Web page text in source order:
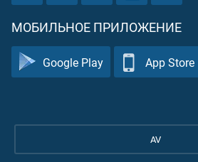
МОБИЛЬНОЕ ПРИЛОЖЕНИЕ
Google Play App Store
AV